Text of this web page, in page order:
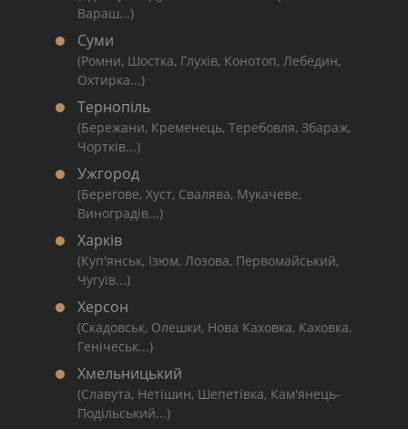
Вараш...)
Суми
(Ромни, Шостка, Глухів, Конотоп, Лебедин,
Охтирка...)
Тернопіль
(Бережани, Кременець, Теребовля, Збараж,
Чортків...)
Ужгород
(Берегове, Хуст, Свалява, Мукачеве,
Виноградів...)
Харків
(Куп'янськ, Ізюм, Лозова, Первомайський,
Чугуїв...)
Херсон
(Скадовськ, Олешки, Нова Каховка, Каховка,
Генічеськ...)
Хмельницький
(Славута, Нетішин, Шепетівка, Кам'янець-
Подільський...)